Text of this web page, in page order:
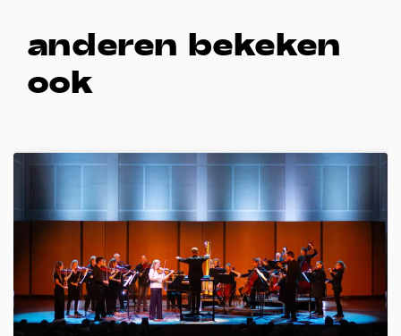
anderen bekeken
ook